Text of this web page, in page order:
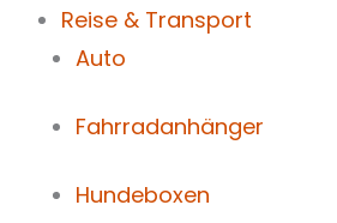
Reise & Transport
Auto
Fahrradanhänger
Hundeboxen